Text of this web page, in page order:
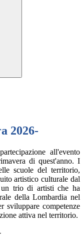
2026-
all'evento
di quest'anno. I
scuole del territorio,
artistico culturale dal
trio di artisti che ha
della Lombardia nel
sviluppare competenze
attiva nel territorio.